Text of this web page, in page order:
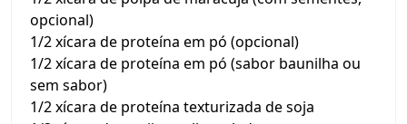
opcional)
1/2 xícara de proteína em pó (opcional)
1/2 xícara de proteína em pó (sabor baunilha ou
sem sabor)
1/2 xícara de proteína texturizada de soja